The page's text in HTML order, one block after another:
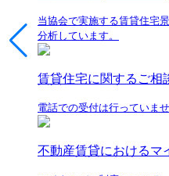
当協会で実施する賃貸住宅
分析しています。
賃貸住宅に関するご相
電話での受付は行っていま
不動産賃貸におけるマ